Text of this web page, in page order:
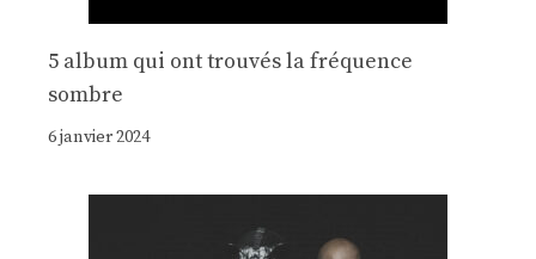
5 album qui ont trouvés la fréquence
sombre
6 janvier 2024